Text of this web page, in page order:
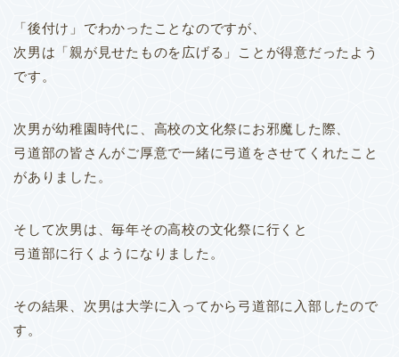
「後付け」でわかったことなのですが、
次男は「親が見せたものを広げる」ことが得意だったよう
です。
次男が幼稚園時代に、高校の文化祭にお邪魔した際、
弓道部の皆さんがご厚意で一緒に弓道をさせてくれたこと
がありました。
そして次男は、毎年その高校の文化祭に行くと
弓道部に行くようになりました。
その結果、次男は大学に入ってから弓道部に入部したので
す。